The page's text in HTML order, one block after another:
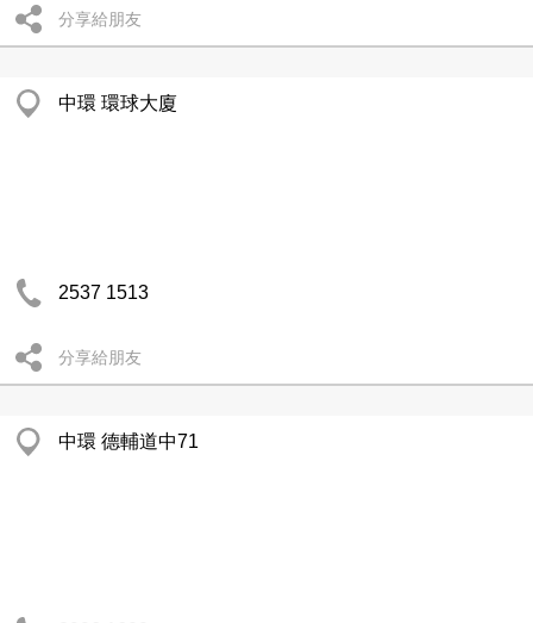
分享給朋友
中環 環球大廈
2537 1513
分享給朋友
中環 德輔道中71